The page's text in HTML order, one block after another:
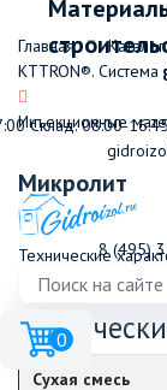
Склад: 08:00-
8 (495)
0
Главная
Каталог
КТТRON®. Система
Инъекционные
Микролит
Технические
max 0,08 мм
Сухая смесь